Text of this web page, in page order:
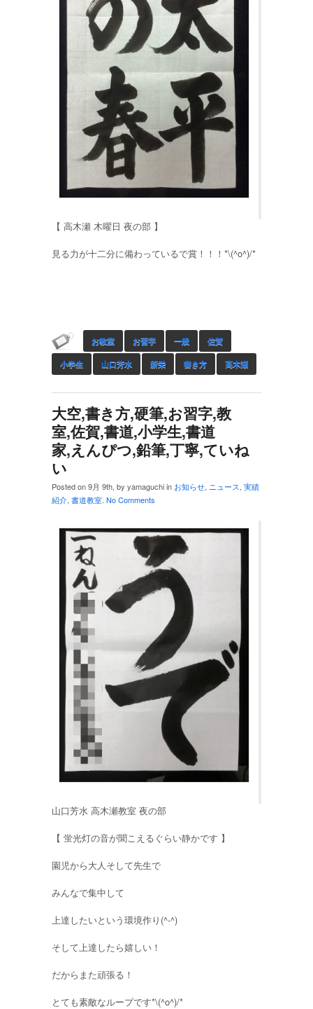
【 高木瀬 木曜日 夜の部 】
見る力が十二分に備わっているで賞！！！*\(^o^)/*
お教室 お習字 一般 佐賀
小学生 山口芳水 新栄 書き方 高木瀬
大空,書き方,硬筆,お習字,教
室,佐賀,書道,小学生,書道
家,えんぴつ,鉛筆,丁寧,ていね
い
Posted on 9月 9th, by yamaguchi in お知らせ, ニュース, 実績
紹介, 書道教室. No Comments
山口芳水 高木瀬教室 夜の部
【 蛍光灯の音が聞こえるぐらい静かです 】
園児から大人そして先生で
みんなで集中して
上達したいという環境作り(^-^)
そして上達したら嬉しい！
だからまた頑張る！
とても素敵なループです*\(^o^)/*